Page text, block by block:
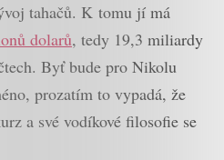
tahačů. K tomu jí má
dolarů, tedy 19,3 miliardy
Byť bude pro Nikolu
prozatím to vypadá, že
a své vodíkové filosofie se